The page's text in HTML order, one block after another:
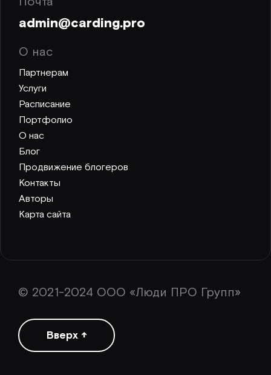
admin@carding.pro
О нас
Партнерам
Услуги
Расписание
Портфолио
О нас
Блог
Продвижение блогеров
Контакты
Авторы
Карта сайта
© 2021-2024 ООО «Люди ПРО Групп»
Вверх ↑